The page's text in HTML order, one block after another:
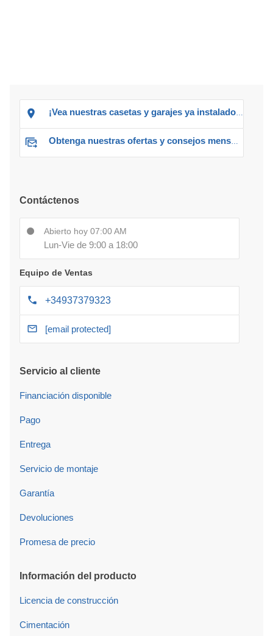
¡Vea nuestras casetas y garajes ya instalados!
Obtenga nuestras ofertas y consejos mensuales
Contáctenos
Abierto hoy 07:00 AM
Lun-Vie de 9:00 a 18:00
Equipo de Ventas
+34937379323
[email protected]
Servicio al cliente
Financiación disponible
Pago
Entrega
Servicio de montaje
Garantía
Devoluciones
Promesa de precio
Información del producto
Licencia de construcción
Cimentación